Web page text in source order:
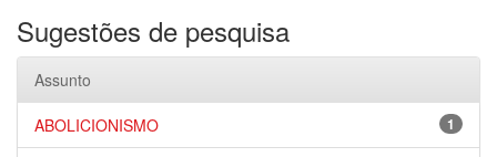
Sugestões de pesquisa
Assunto
1
ABOLICIONISMO